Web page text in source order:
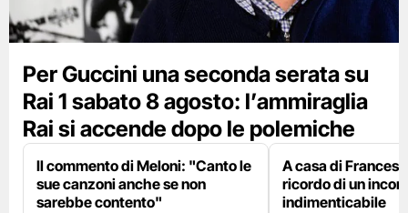
Per Guccini una seconda serata su
Rai 1 sabato 8 agosto: l’ammiraglia
Rai si accende dopo le polemiche
Il commento di Meloni: "Canto le
sue canzoni anche se non
sarebbe contento"
A casa di
ricordo di un
indimenticabile